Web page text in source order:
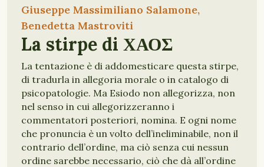
Giuseppe Massimiliano Salamone,
Benedetta Mastroviti
La stirpe di ΧΑΟΣ
La tentazione è di addomesticare questa stirpe,
di tradurla in allegoria morale o in catalogo di
psicopatologie. Ma Esiodo non allegorizza, non
nel senso in cui allegorizzeranno i
commentatori posteriori, nomina. E ogni nome
che pronuncia è un volto dell’ineliminabile, non il
contrario dell’ordine, ma ciò senza cui nessun
ordine sarebbe necessario, ciò che dà all’ordine